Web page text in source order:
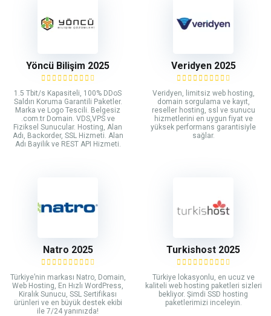
Yöncü Bilişim 2025
1.5 Tbit/s Kapasiteli, 100% DDoS
Saldırı Koruma Garantili Paketler.
Marka ve Logo Tescili. Belgesiz
.com.tr Domain. VDS,VPS ve
Fiziksel Sunucular. Hosting, Alan
Adı, Backorder, SSL Hizmeti. Alan
Adı Bayilik ve REST API Hizmeti.
Veridyen 2025
Veridyen, limitsiz web hosting,
domain sorgulama ve kayıt,
reseller hosting, ssl ve sunucu
hizmetlerini en uygun fiyat ve
yüksek performans garantisiyle
sağlar.
Natro 2025
Türkiye’nin markası Natro, Domain,
Web Hosting, En Hızlı WordPress,
Kiralık Sunucu, SSL Sertifikası
ürünleri ve en büyük destek ekibi
ile 7/24 yanınızda!
Turkishost 2025
Türkiye lokasyonlu, en ucuz ve
kaliteli web hosting paketleri sizleri
bekliyor. Şimdi SSD hosting
paketlerimizi inceleyin.